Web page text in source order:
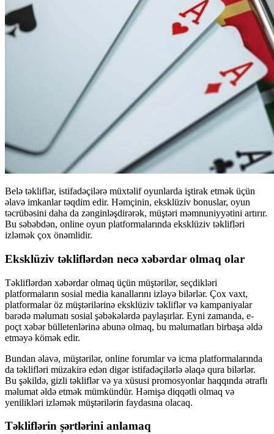
Belə təkliflər, istifadəçilərə müxtəlif oyunlarda iştirak etmək üçün
əlavə imkanlar təqdim edir. Həmçinin, eksklüziv bonuslar, oyun
təcrübəsini daha da zənginləşdirərək, müştəri məmnuniyyətini artırır.
Bu səbəbdən, online oyun platformalarında eksklüziv təklifləri
izləmək çox önəmlidir.
Eksklüziv təkliflərdən necə xəbərdar olmaq olar
Təkliflərdən xəbərdar olmaq üçün müştərilər, seçdikləri
platformaların sosial media kanallarını izləyə bilərlər. Çox vaxt,
platformalar öz müştərilərinə eksklüziv təkliflər və kampaniyalar
barədə məlumatı sosial şəbəkələrdə paylaşırlar. Eyni zamanda, e-
poçt xəbər bülletenlərinə abunə olmaq, bu məlumatları birbaşa əldə
etməyə kömək edir.
Bundan əlavə, müştərilər, online forumlar və icma platformalarında
da təklifləri müzakirə edən digər istifadəçilərlə əlaqə qura bilərlər.
Bu şəkildə, gizli təkliflər və ya xüsusi promosyonlar haqqında ətraflı
məlumat əldə etmək mümkündür. Həmişə diqqətli olmaq və
yenilikləri izləmək müştərilərin faydasına olacaq.
Təkliflərin şərtlərini anlamaq